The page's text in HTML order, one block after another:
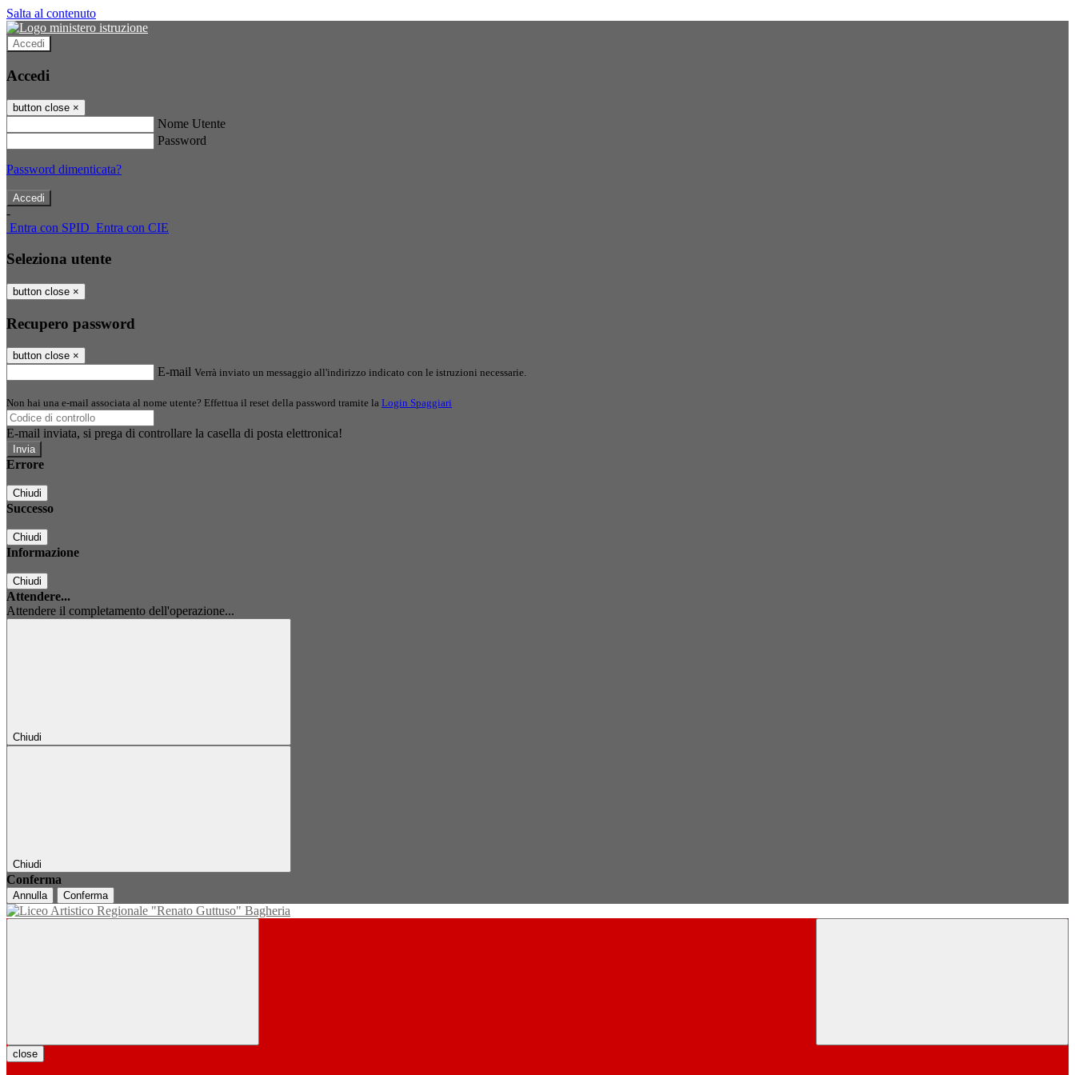
Salta al contenuto
Accedi
Accedi
button close ×
Nome Utente
Password
Password dimenticata?
-
Entra con SPID Entra con CIE
Seleziona utente
button close ×
Recupero password
button close ×
E-mail Verrà inviato un messaggio all'indirizzo indicato con le istruzioni necessarie.
Non hai una e-mail associata al nome utente? Effettua il reset della password tramite la Login Spaggiari
E-mail inviata, si prega di controllare la casella di posta elettronica!
Errore
Chiudi
Successo
Chiudi
Informazione
Chiudi
Attendere...
Attendere il completamento dell'operazione...
Chiudi
Chiudi
Conferma
Annulla Conferma
close